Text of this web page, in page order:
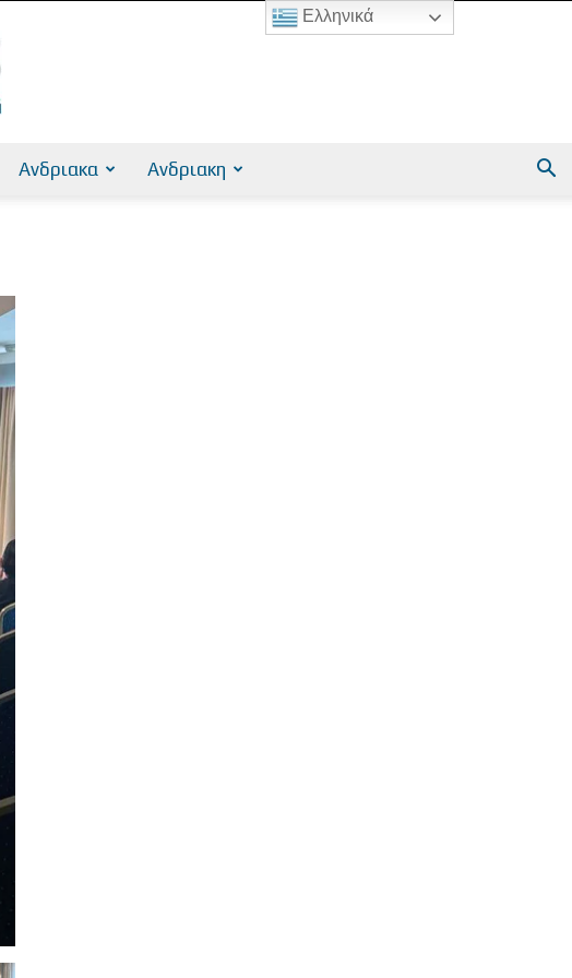
Ανδριακα Ανδριακη
Ελληνικά